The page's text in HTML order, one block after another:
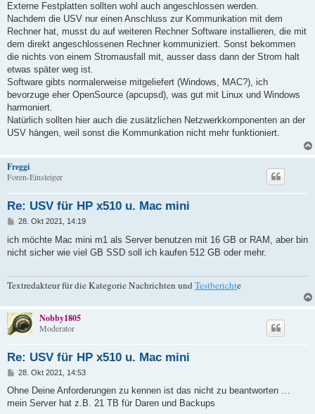
Externe Festplatten sollten wohl auch angeschlossen werden.
Nachdem die USV nur einen Anschluss zur Kommunkation mit dem
Rechner hat, musst du auf weiteren Rechner Software installieren, die mit
dem direkt angeschlossenen Rechner kommuniziert. Sonst bekommen
die nichts von einem Stromausfall mit, ausser dass dann der Strom halt
etwas später weg ist.
Software gibts normalerweise mitgeliefert (Windows, MAC?), ich
bevorzuge eher OpenSource (apcupsd), was gut mit Linux und Windows
harmoniert.
Natürlich sollten hier auch die zusätzlichen Netzwerkkomponenten an der
USV hängen, weil sonst die Kommunkation nicht mehr funktioniert.
Freggi
Foren-Einsteiger
Re: USV für HP x510 u. Mac mini
B
i
r
28. Okt 2021, 14:19
ich möchte Mac mini m1 als Server benutzen mit 16 GB or RAM, aber bin
nicht sicher wie viel GB SSD soll ich kaufen 512 GB oder mehr.
Textredakteur für die Kategorie Nachrichten undTestberichte
Nobby1805
Moderator
Re: USV für HP x510 u. Mac mini
B
i
r
28. Okt 2021, 14:53
Ohne Deine Anforderungen zu kennen ist das nicht zu beantworten …
mein Server hat z.B. 21 TB für Daren und Backups